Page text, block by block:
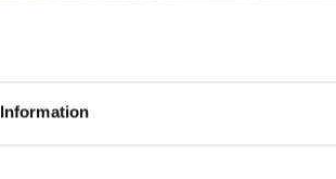
Information